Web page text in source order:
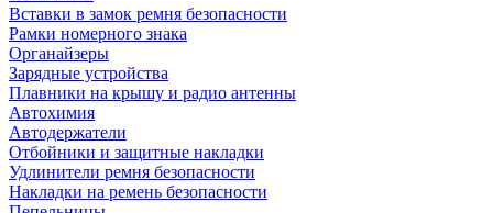
Вставки в замок ремня безопасности
Рамки номерного знака
Органайзеры
Зарядные устройства
Плавники на крышу и радио антенны
Автохимия
Автодержатели
Отбойники и защитные накладки
Удлинители ремня безопасности
Накладки на ремень безопасности